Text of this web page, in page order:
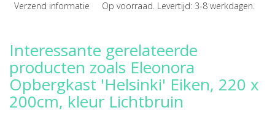
Verzend informatie
Op voorraad. Levertijd: 3-8 werkdagen.
Interessante gerelateerde
producten zoals Eleonora
Opbergkast 'Helsinki' Eiken, 220 x
200cm, kleur Lichtbruin